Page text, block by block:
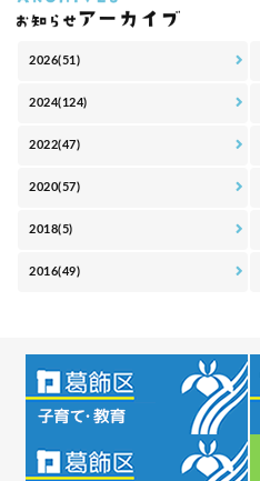
2026(51)
2024(124)
2022(47)
2020(57)
2018(5)
2016(49)